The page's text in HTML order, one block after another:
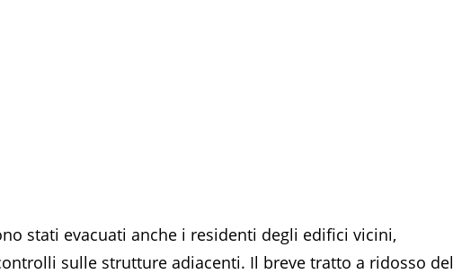
stati evacuati anche i residenti degli edifici vicini,
sulle strutture adiacenti. Il breve tratto a ridosso del